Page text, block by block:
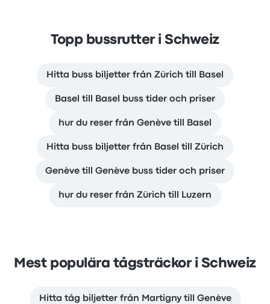
Topp bussrutter i Schweiz
Hitta buss biljetter från Zürich till Basel
Basel till Basel buss tider och priser
hur du reser från Genève till Basel
Hitta buss biljetter från Basel till Zürich
Genève till Genève buss tider och priser
hur du reser från Zürich till Luzern
Mest populära tågsträckor i Schweiz
Hitta tåg biljetter från Martigny till Genève